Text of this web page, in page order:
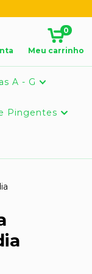
Meu carrinho
0
A - G
Pingentes